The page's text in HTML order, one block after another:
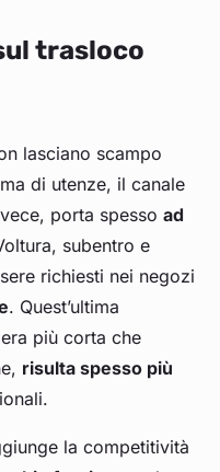
trasloco
lasciano scampo
di utenze, il canale
porta spessoad
subentro e
richiesti nei negozi
. Quest’ultima
più corta che
risulta spesso più
la competitività